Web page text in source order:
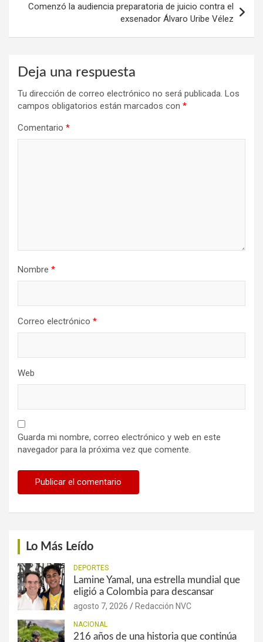
Comenzó la audiencia preparatoria de juicio contra el
exsenador Álvaro Uribe Vélez
Deja una respuesta
Tu dirección de correo electrónico no será publicada. Los
campos obligatorios están marcados con *
Comentario *
Nombre *
Correo electrónico *
Web
Guarda mi nombre, correo electrónico y web en este
navegador para la próxima vez que comente.
Lo Más Leído
DEPORTES
Lamine Yamal, una estrella mundial que
eligió a Colombia para descansar
agosto 7, 2026 Redacción NVC
NACIONAL
216 años de una historia que continúa